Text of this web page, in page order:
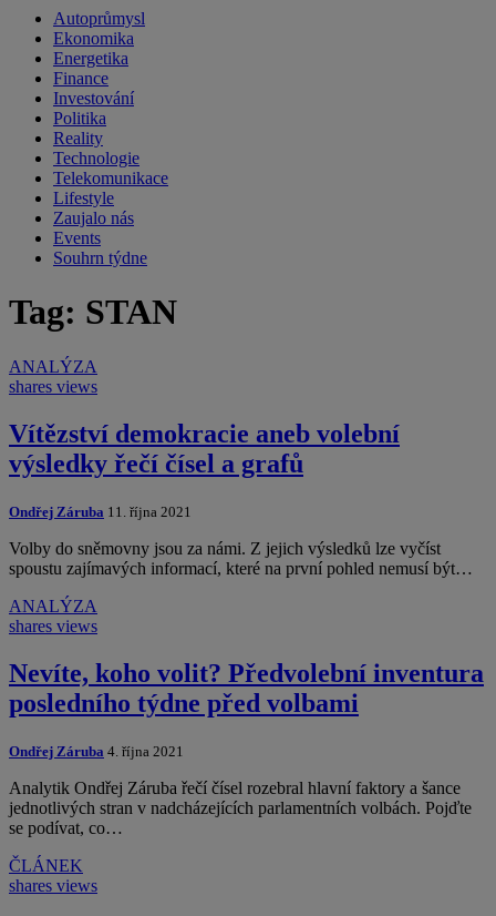
Autoprůmysl
Ekonomika
Energetika
Finance
Investování
Politika
Reality
Technologie
Telekomunikace
Lifestyle
Zaujalo nás
Events
Souhrn týdne
Tag: STAN
ANALÝZA
shares views
Vítězství demokracie aneb volební
výsledky řečí čísel a grafů
Ondřej Záruba 11. října 2021
Volby do sněmovny jsou za námi. Z jejich výsledků lze vyčíst
spoustu zajímavých informací, které na první pohled nemusí být…
ANALÝZA
shares views
Nevíte, koho volit? Předvolební inventura
posledního týdne před volbami
Ondřej Záruba 4. října 2021
Analytik Ondřej Záruba řečí čísel rozebral hlavní faktory a šance
jednotlivých stran v nadcházejících parlamentních volbách. Pojďte
se podívat, co…
ČLÁNEK
shares views